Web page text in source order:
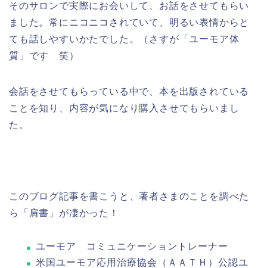
そのサロンで実際にお会いして、お話をさせてもらい
ました。常にニコニコされていて、明るい表情からと
ても話しやすいかたでした。（さすが「ユーモア体
質」です 笑）
会話をさせてもらっている中で、本を出版されている
ことを知り、内容が気になり購入させてもらいまし
た。
このブログ記事を書こうと、著者さまのことを調べた
ら「肩書」が凄かった！
ユーモア コミュニケーショントレーナー
米国ユーモア応用治療協会（ＡＡＴＨ）公認ユ